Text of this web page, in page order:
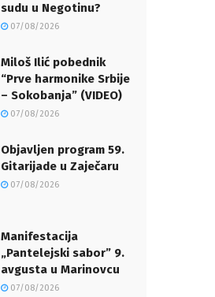
sudu u Negotinu?
07/08/2026
Miloš Ilić pobednik
“Prve harmonike Srbije
– Sokobanja” (VIDEO)
07/08/2026
Objavljen program 59.
Gitarijade u Zaječaru
07/08/2026
Manifestacija
„Pantelejski sabor” 9.
avgusta u Marinovcu
07/08/2026